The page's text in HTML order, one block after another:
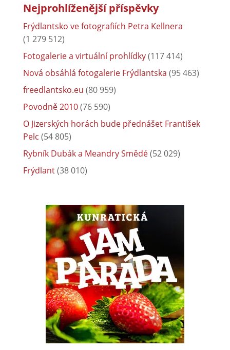
Nejprohlíženější příspěvky
Frýdlantsko ve fotografiích Petra Kellnera
(1 279 512)
Fotogalerie a virtuální prohlídky(117 414)
Nová obsáhlá fotogalerie Frýdlantska (95 463)
freedlantsko.eu (80 959)
Povodně 2010(76 590)
O Jizerských horách bude přednášet František
Pelc (54 805)
Rybník Dubák a Meandry Smědé(52 029)
Frýdlant(38 010)